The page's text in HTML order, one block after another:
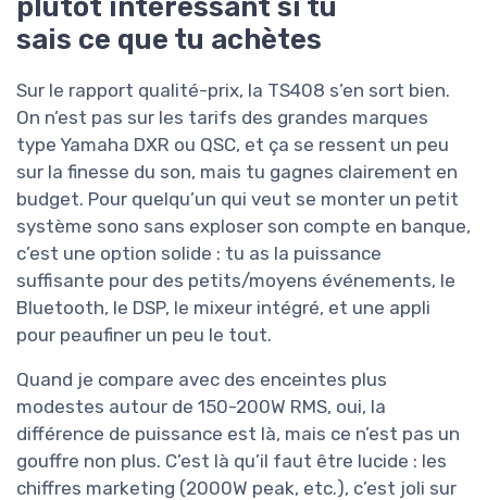
sais ce que tu achètes
Sur le rapport qualité-prix, la TS408 s’en sort bien.
On n’est pas sur les tarifs des grandes marques
type Yamaha DXR ou QSC, et ça se ressent un peu
sur la finesse du son, mais tu gagnes clairement en
budget. Pour quelqu’un qui veut se monter un petit
système sono sans exploser son compte en banque,
c’est une option solide : tu as la puissance
suffisante pour des petits/moyens événements, le
Bluetooth, le DSP, le mixeur intégré, et une appli
pour peaufiner un peu le tout.
Quand je compare avec des enceintes plus
modestes autour de 150-200W RMS, oui, la
différence de puissance est là, mais ce n’est pas un
gouffre non plus. C’est là qu’il faut être lucide : les
chiffres marketing (2000W peak, etc.), c’est joli sur